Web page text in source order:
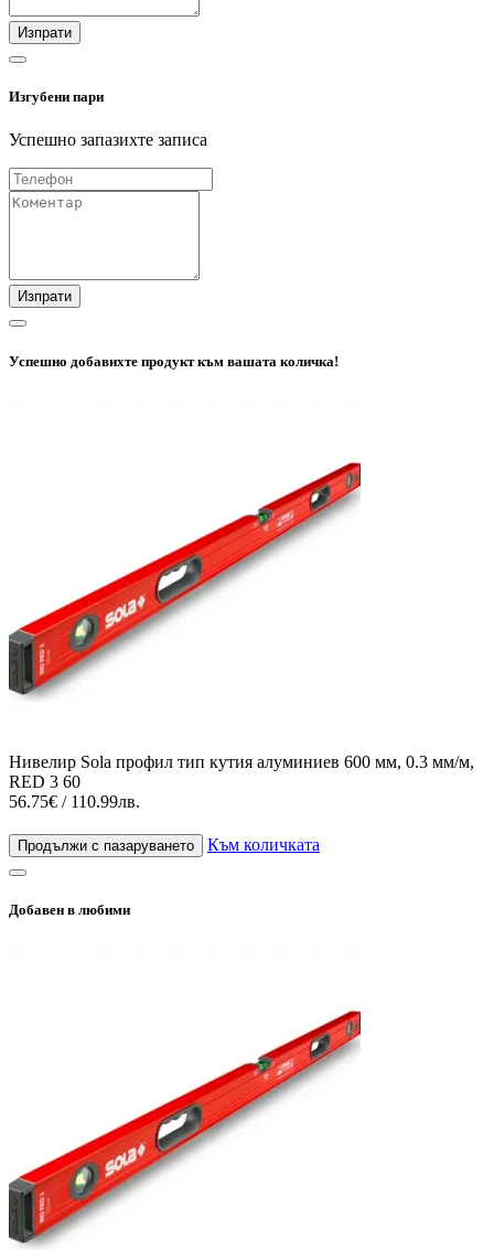
Изпрати
Изгубени пари
Успешно запазихте записа
Изпрати
Успешно добавихте продукт към вашата количка!
Нивелир Sola профил тип кутия алуминиев 600 мм, 0.3 мм/м,
RED 3 60
56.75€ / 110.99лв.
Продължи с пазаруването Към количката
Добавен в любими